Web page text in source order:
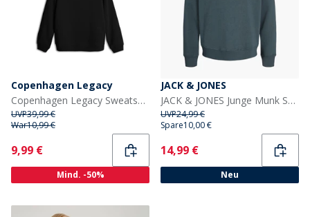
Copenhagen Legacy
Copenhagen Legacy Sweatshirt Junge Schwarz
UVP39,99 €
War10,99 €
Current
9,99 €
Mind. -50%
JACK & JONES
JACK & JONES Junge Munk Sweatshirt Turbulence
UVP24,99 €
Spare10,00 €
Current
14,99 €
Neu